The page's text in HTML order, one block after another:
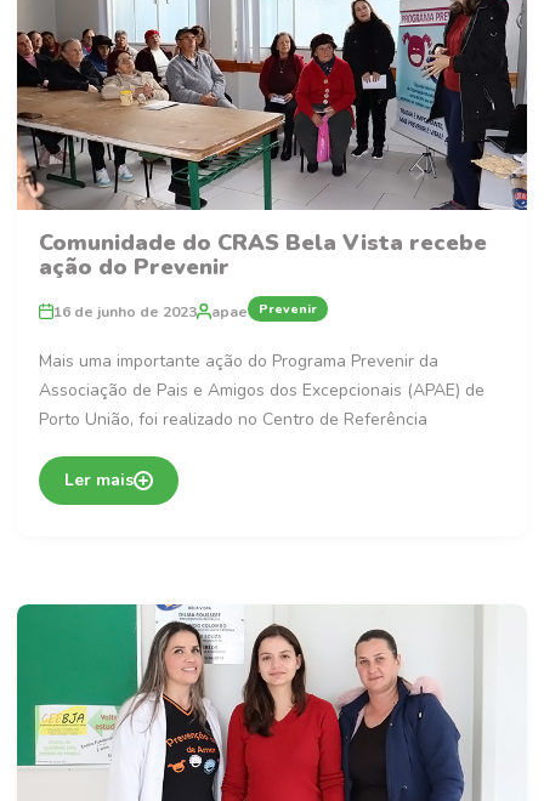
Comunidade do CRAS Bela Vista recebe
ação do Prevenir
16 de junho de 2023 apae Prevenir
Mais uma importante ação do Programa Prevenir da
Associação de Pais e Amigos dos Excepcionais (APAE) de
Porto União, foi realizado no Centro de Referência
Ler mais